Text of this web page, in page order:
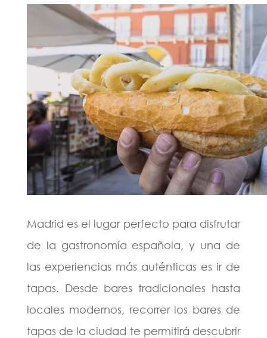
Madrid es el lugar perfecto para disfrutar
de la gastronomía española, y una de
las experiencias más auténticas es ir de
tapas. Desde bares tradicionales hasta
locales modernos, recorrer los bares de
tapas de la ciudad te permitirá descubrir